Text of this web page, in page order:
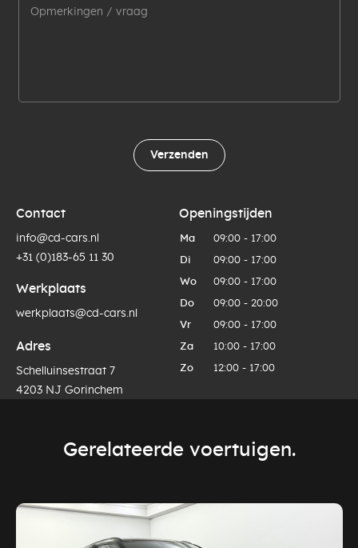
Verzenden
Contact
info@cd-cars.nl
+31 (0)183-65 11 30
Werkplaats
werkplaats@cd-cars.nl
Adres
Schelluinsestraat 7
4203 NJ Gorinchem
Openingstijden
Ma 09:00 - 17:00
Di 09:00 - 17:00
Wo 09:00 - 17:00
Do 09:00 - 20:00
Vr 09:00 - 17:00
Za 10:00 - 17:00
Zo 12:00 - 17:00
Gerelateerde voertuigen.